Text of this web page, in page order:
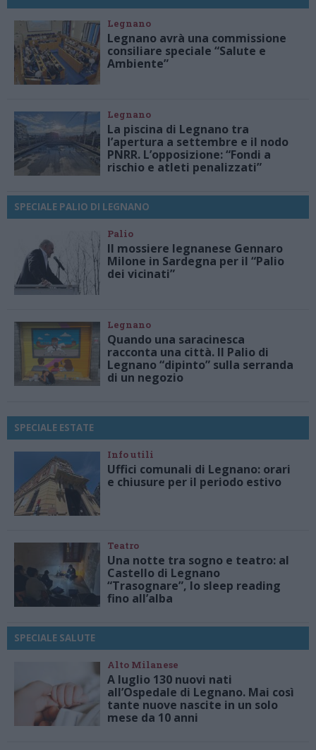
Legnano
Legnano avrà una commissione
consiliare speciale “Salute e
Ambiente”
Legnano
La piscina di Legnano tra
l’apertura a settembre e il nodo
PNRR. L’opposizione: “Fondi a
rischio e atleti penalizzati”
SPECIALE PALIO DI LEGNANO
Palio
Il mossiere legnanese Gennaro
Milone in Sardegna per il “Palio
dei vicinati”
Legnano
Quando una saracinesca
racconta una città. Il Palio di
Legnano “dipinto” sulla serranda
di un negozio
SPECIALE ESTATE
Info utili
Uffici comunali di Legnano: orari
e chiusure per il periodo estivo
Teatro
Una notte tra sogno e teatro: al
Castello di Legnano
“Trasognare”, lo sleep reading
fino all’alba
SPECIALE SALUTE
Alto Milanese
A luglio 130 nuovi nati
all’Ospedale di Legnano. Mai così
tante nuove nascite in un solo
mese da 10 anni